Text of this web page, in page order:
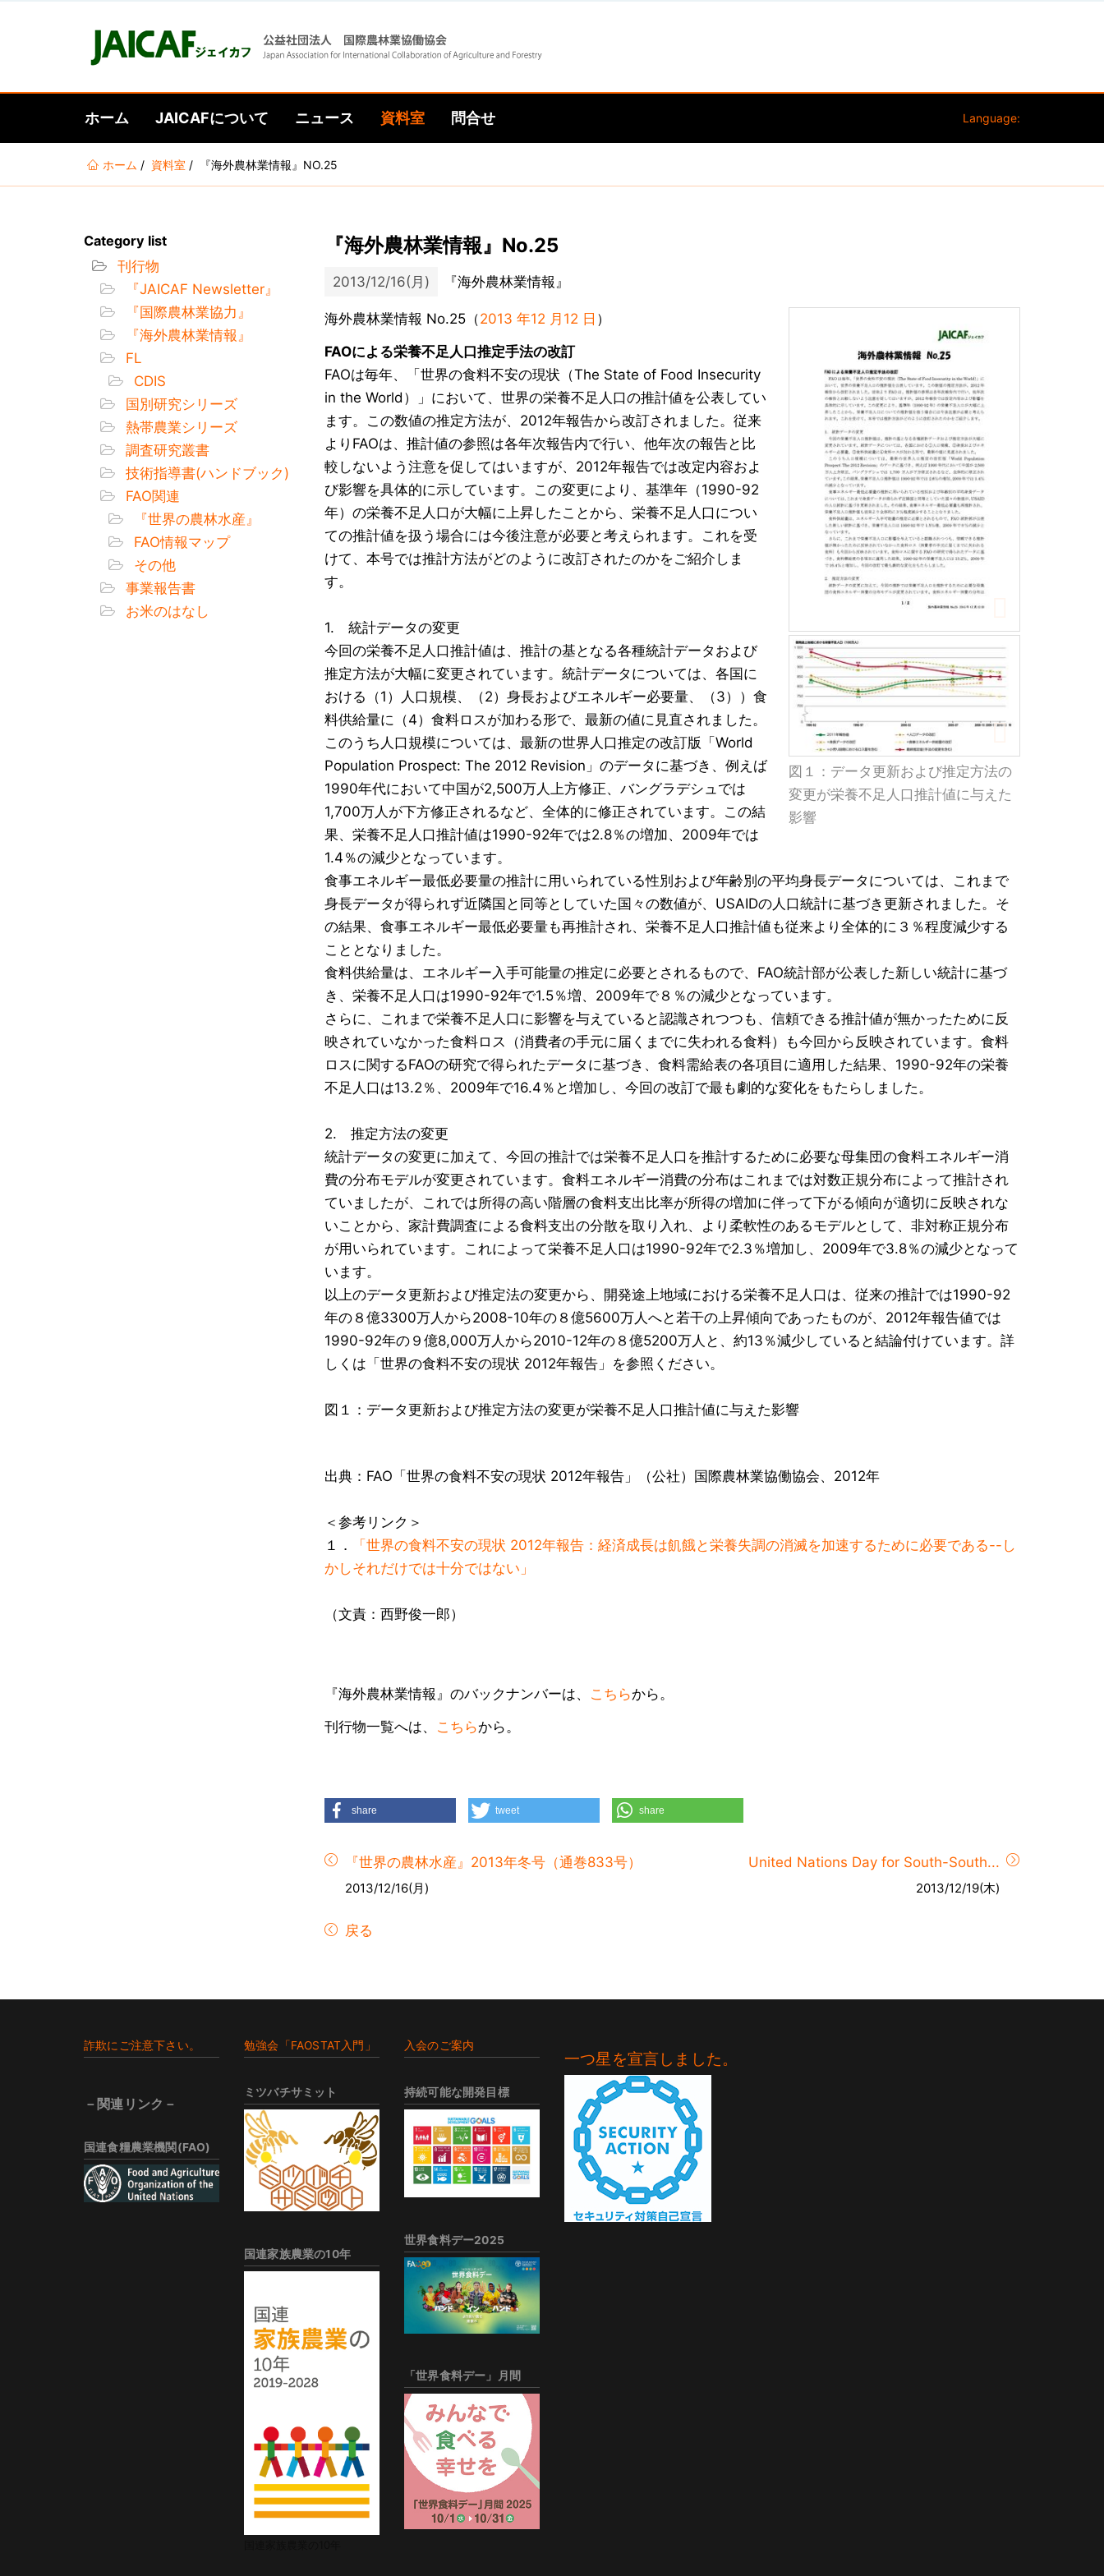
Language:
ホーム JAICAFについて ニュース 資料室 問合せ
ホーム 資料室 『海外農林業情報』NO.25
Category list
刊行物
『JAICAF Newsletter』
『国際農林業協力』
『海外農林業情報』
FL
CDIS
国別研究シリーズ
熱帯農業シリーズ
調査研究叢書
技術指導書(ハンドブック)
FAO関連
『世界の農林水産』
FAO情報マップ
その他
事業報告書
お米のはなし
『海外農林業情報』No.25
2013/12/16(月) 『海外農林業情報』
図１：データ更新および推定方法の
変更が栄養不足人口推計値に与えた
影響
海外農林業情報 No.25（2013 年12 月12 日 ）
FAOによる栄養不足人口推定手法の改訂
FAOは毎年、「世界の食料不安の現状（The State of Food Insecurity
in the World）」において、世界の栄養不足人口の推計値を公表してい
ます。この数値の推定方法が、2012年報告から改訂されました。従来
よりFAOは、推計値の参照は各年次報告内で行い、他年次の報告と比
較しないよう注意を促してはいますが、2012年報告では改定内容およ
び影響を具体的に示しています。この変更により、基準年（1990-92
年）の栄養不足人口が大幅に上昇したことから、栄養不足人口につい
ての推計値を扱う場合には今後注意が必要と考えられます。これを受
けて、本号では推計方法がどのように改訂されたのかをご紹介しま
す。
1. 統計データの変更
今回の栄養不足人口推計値は、推計の基となる各種統計データおよび
推定方法が大幅に変更されています。統計データについては、各国に
おける（1）人口規模、（2）身長およびエネルギー必要量、（3））食
料供給量に（4）食料ロスが加わる形で、最新の値に見直されました。
このうち人口規模については、最新の世界人口推定の改訂版「World
Population Prospect: The 2012 Revision」のデータに基づき、例えば
1990年代において中国が2,500万人上方修正、バングラデシュでは
1,700万人が下方修正されるなど、全体的に修正されています。この結
果、栄養不足人口推計値は1990-92年では2.8％の増加、2009年では
1.4％の減少となっています。
食事エネルギー最低必要量の推計に用いられている性別および年齢別の平均身長データについては、これまで
身長データが得られず近隣国と同等としていた国々の数値が、USAIDの人口統計に基づき更新されました。そ
の結果、食事エネルギー最低必要量も再推計され、栄養不足人口推計値も従来より全体的に３％程度減少する
こととなりました。
食料供給量は、エネルギー入手可能量の推定に必要とされるもので、FAO統計部が公表した新しい統計に基づ
き、栄養不足人口は1990-92年で1.5％増、2009年で８％の減少となっています。
さらに、これまで栄養不足人口に影響を与えていると認識されつつも、信頼できる推計値が無かったために反
映されていなかった食料ロス（消費者の手元に届くまでに失われる食料）も今回から反映されています。食料
ロスに関するFAOの研究で得られたデータに基づき、食料需給表の各項目に適用した結果、1990-92年の栄養
不足人口は13.2％、2009年で16.4％と増加し、今回の改訂で最も劇的な変化をもたらしました。
2. 推定方法の変更
統計データの変更に加えて、今回の推計では栄養不足人口を推計するために必要な母集団の食料エネルギー消
費の分布モデルが変更されています。食料エネルギー消費の分布はこれまでは対数正規分布によって推計され
ていましたが、これでは所得の高い階層の食料支出比率が所得の増加に伴って下がる傾向が適切に反映されな
いことから、家計費調査による食料支出の分散を取り入れ、より柔軟性のあるモデルとして、非対称正規分布
が用いられています。これによって栄養不足人口は1990-92年で2.3％増加し、2009年で3.8％の減少となって
います。
以上のデータ更新および推定法の変更から、開発途上地域における栄養不足人口は、従来の推計では1990-92
年の８億3300万人から2008-10年の８億5600万人へと若干の上昇傾向であったものが、2012年報告値では
1990-92年の９億8,000万人から2010-12年の８億5200万人と、約13％減少していると結論付けています。詳
しくは「世界の食料不安の現状 2012年報告」を参照ください。
図１：データ更新および推定方法の変更が栄養不足人口推計値に与えた影響
出典：FAO「世界の食料不安の現状 2012年報告」（公社）国際農林業協働協会、2012年
＜参考リンク＞
１．
「世界の食料不安の現状 2012年報告：経済成長は飢餓と栄養失調の消滅を加速するために必要である--し
かしそれだけでは十分ではない」
（文責：西野俊一郎）
『海外農林業情報』のバックナンバーは、 こちらから。
刊行物一覧へは、 こちらから。
share tweet share
『世界の農林水産』2013年冬号（通巻833号）
2013/12/16(月)
United Nations Day for South-South...
2013/12/19(木)
戻る
詐欺にご注意下さい。
－関連リンク－
国連食糧農業機関(FAO)
勉強会「FAOSTAT入門」
ミツバチサミット
国連家族農業の10年
入会のご案内
持続可能な開発目標
世界食料デー2025
「世界食料デー」月間
一つ星を宣言しました。